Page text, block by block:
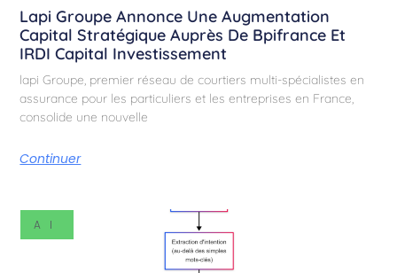
Lapi Groupe Annonce Une Augmentation
Capital Stratégique Auprès De Bpifrance Et
IRDI Capital Investissement
lapi Groupe, premier réseau de courtiers multi-spécialistes en
assurance pour les particuliers et les entreprises en France,
consolide une nouvelle
Continuer
AI